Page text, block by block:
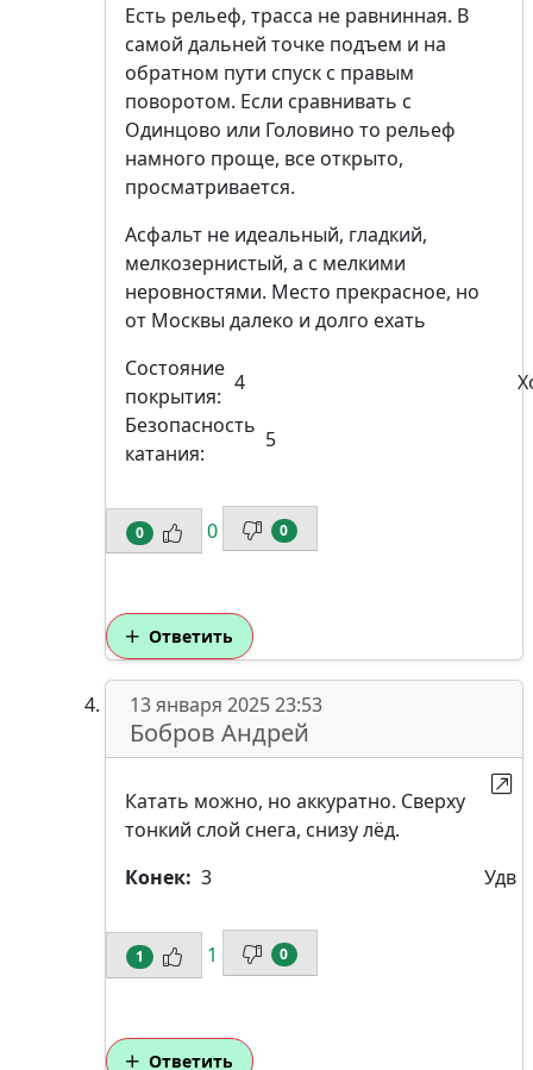
Есть рельеф, трасса не равнинная. В
самой дальней точке подъем и на
обратном пути спуск с правым
поворотом. Если сравнивать с
Одинцово или Головино то рельеф
намного проще, все открыто,
просматривается.
Асфальт не идеальный, гладкий,
мелкозернистый, а с мелкими
неровностями. Место прекрасное, но
от Москвы далеко и долго ехать
Состояние
покрытия:
4
Безопасность
катания:
5
0 0 0
Ответить
13 января 2025 23:53
Бобров Андрей
Катать можно, но аккуратно. Сверху
тонкий слой снега, снизу лёд.
Конек: 3 Удв
1 1 0
Ответить